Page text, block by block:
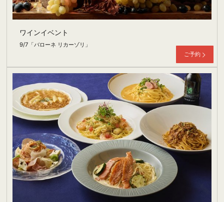
ワインイベント
9/7「バローネ リカーゾリ」
ご予約